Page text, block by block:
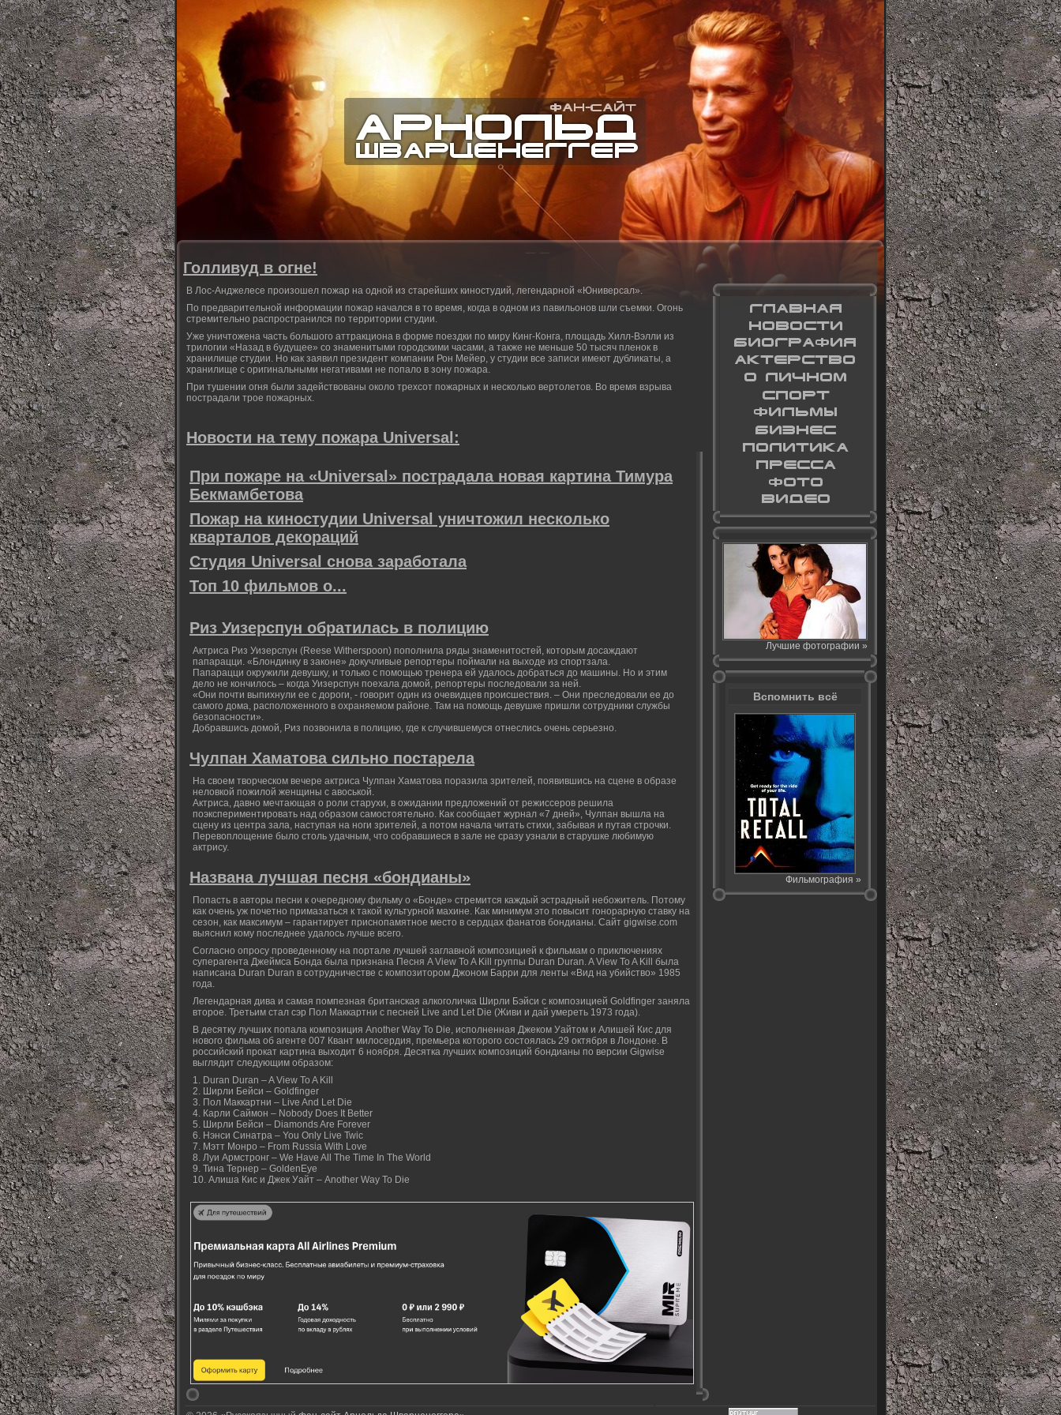
Голливуд в огне!
В Лос-Анджелесе произошел пожар на одной из старейших киностудий, легендарной «Юниверсал».
По предварительной информации пожар начался в то время, когда в одном из павильонов шли съемки. Огонь
стремительно распространился по территории студии.
Уже уничтожена часть большого аттракциона в форме поездки по миру Кинг-Конга, площадь Хилл-Вэлли из
трилогии «Назад в будущее» со знаменитыми городскими часами, а также не меньше 50 тысяч пленок в
хранилище студии. Но как заявил президент компании Рон Мейер, у студии все записи имеют дубликаты, а
хранилище с оригинальными негативами не попало в зону пожара.
При тушении огня были задействованы около трехсот пожарных и несколько вертолетов. Во время взрыва
пострадали трое пожарных.
Новости на тему пожара Universal:
При пожаре на «Universal» пострадала новая картина Тимура
Бекмамбетова
Пожар на киностудии Universal уничтожил несколько
кварталов декораций
Студия Universal cнова заработала
Топ 10 фильмов о...
Риз Уизерспун обратилась в полицию
Актриса Риз Уизерспун (Reese Witherspoon) пополнила ряды знаменитостей, которым досаждают
папарацци. «Блондинку в законе» докучливые репортеры поймали на выходе из спортзала.
Папарацци окружили девушку, и только с помощью тренера ей удалось добраться до машины. Но и этим
дело не кончилось – когда Уизерспун поехала домой, репортеры последовали за ней.
«Они почти выпихнули ее с дороги, - говорит один из очевидцев происшествия. – Они преследовали ее до
самого дома, расположенного в охраняемом районе. Там на помощь девушке пришли сотрудники службы
безопасности».
Добравшись домой, Риз позвонила в полицию, где к случившемуся отнеслись очень серьезно.
Чулпан Хаматова сильно постарела
На своем творческом вечере актриса Чулпан Хаматова поразила зрителей, появившись на сцене в образе
неловкой пожилой женщины с авоськой.
Актриса, давно мечтающая о роли старухи, в ожидании предложений от режиссеров решила
поэкспериментировать над образом самостоятельно. Как сообщает журнал «7 дней», Чулпан вышла на
сцену из центра зала, наступая на ноги зрителей, а потом начала читать стихи, забывая и путая строчки.
Перевоплощение было столь удачным, что собравшиеся в зале не сразу узнали в старушке любимую
актрису.
Названа лучшая песня «бондианы»
Попасть в авторы песни к очередному фильму о «Бонде» стремится каждый эстрадный небожитель. Потому
как очень уж почетно примазаться к такой культурной махине. Как минимум это повысит гонорарную ставку на
сезон, как максимум – гарантирует приснопамятное место в сердцах фанатов бондианы. Сайт gigwise.com
выяснил кому последнее удалось лучше всего.
Согласно опросу проведенному на портале лучшей заглавной композицией к фильмам о приключениях
суперагента Джеймса Бонда была признана Песня A View To A Kill группы Duran Duran. A View To A Kill была
написана Duran Duran в сотрудничестве с композитором Джоном Барри для ленты «Вид на убийство» 1985
года.
Легендарная дива и самая помпезная британская алкоголичка Ширли Бэйси с композицией Goldfinger заняла
второе. Третьим стал сэр Пол Маккартни с песней Live and Let Die (Живи и дай умереть 1973 года).
В десятку лучших попала композиция Another Way To Die, исполненная Джеком Уайтом и Алишей Кис для
нового фильма об агенте 007 Квант милосердия, премьера которого состоялась 29 октября в Лондоне. В
российский прокат картина выходит 6 ноября. Десятка лучших композиций бондианы по версии Gigwise
выглядит следующим образом:
1. Duran Duran – A View To A Kill
2. Ширли Бейси – Goldfinger
3. Пол Маккартни – Live And Let Die
4. Карли Саймон – Nobody Does It Better
5. Ширли Бейси – Diamonds Are Forever
6. Нэнси Синатра – You Only Live Twic
7. Мэтт Монро – From Russia With Love
8. Луи Армстронг – We Have All The Time In The World
9. Тина Тернер – GoldenEye
10. Алиша Кис и Джек Уайт – Another Way To Die
Лучшие фотографии »
Вспомнить всё
Фильмография »